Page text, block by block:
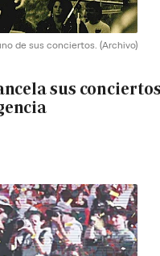
de sus conciertos. (Archivo)
sus